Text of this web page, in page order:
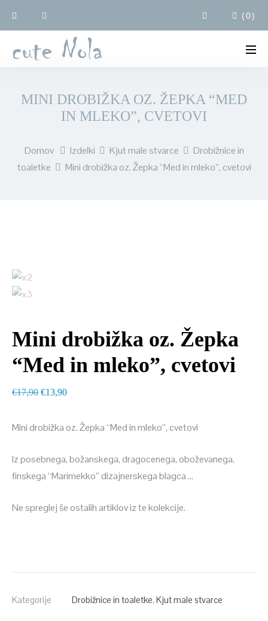
(0)
MINI DROBIŽKA OZ. ŽEPKA “MED
IN MLEKO”, CVETOVI
Domov Izdelki Kjut male stvarce
Drobižnice in
toaletke
Mini drobižka oz. Žepka “Med in mleko”, cvetovi
Mini drobižka oz. Žepka
“Med in mleko”, cvetovi
€17,90 Izvirna
je
€17,90.
€13,90Trenutna
je:
Mini drobižka oz. Žepka “Med in mleko”, cvetovi
Iz posebnega, božanskega, dragocenega, oboževanega,
finskega “Marimekko” dizajnerskega blagca …
Ne spreglej še ostalih artiklov iz te kolekcije.
Kategorije Drobižnice in toaletke, Kjut male stvarce